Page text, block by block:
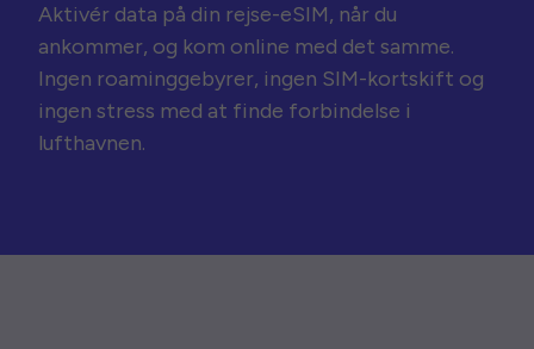
Aktivér data på din rejse-eSIM, når du
ankommer, og kom online med det samme.
Ingen roaminggebyrer, ingen SIM-kortskift og
ingen stress med at finde forbindelse i
lufthavnen.